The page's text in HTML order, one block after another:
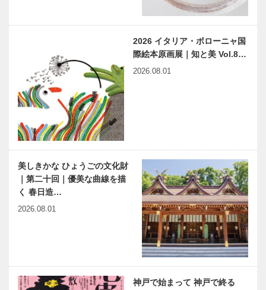
2026 イタリア・ボローニャ国
際絵本原画展｜知と美 Vol.8…
2026.08.01
美しきかな ひょうごの文化財
｜第二十回｜優美な曲線を描
く 春日造…
2026.08.01
神戸で始まって 神戸で終る